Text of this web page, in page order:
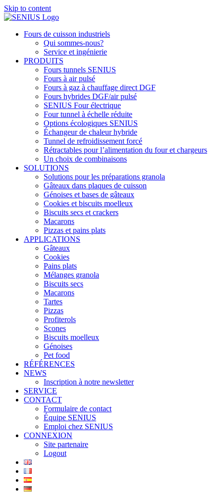
Skip to content
Fours de cuisson industriels
Qui sommes-nous?
Service et ingénierie
PRODUITS
Fours tunnels SENIUS
Fours à air pulsé
Fours à gaz à chauffage direct DGF
Fours hybrides DGF/air pulsé
SENIUS Four électrique
Four tunnel à échelle réduite
Options écologiques SENIUS
Échangeur de chaleur hybride
Tunnel de refroidissement forcé
Rétractables pour l’alimentation du four et chargeurs
Un choix de combinaisons
SOLUTIONS
Solutions pour les préparations granola
Gâteaux dans plaques de cuisson
Génoises et bases de gâteaux
Cookies et biscuits moelleux
Biscuits secs et crackers
Macarons
Pizzas et pains plats
APPLICATIONS
Gâteaux
Cookies
Pains plats
Mélanges granola
Biscuits secs
Macarons
Tartes
Pizzas
Profiterols
Scones
Biscuits moelleux
Génoises
Pet food
RÉFÉRENCES
NEWS
Inscription à notre newsletter
SERVICE
CONTACT
Formulaire de contact
Équipe SENIUS
Emploi chez SENIUS
CONNEXION
Site partenaire
Logout